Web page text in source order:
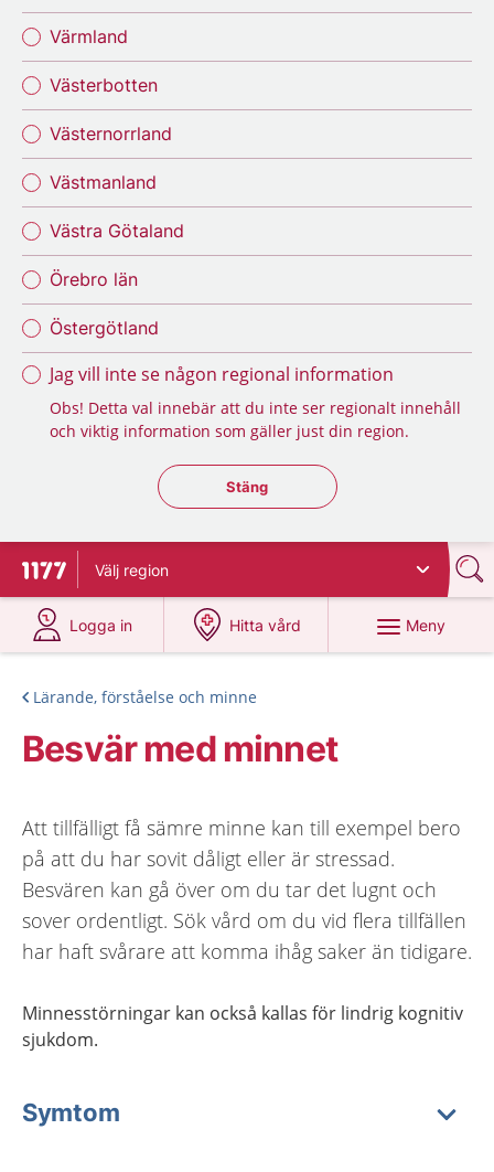
Värmland
Västerbotten
Västernorrland
Västmanland
Västra Götaland
Örebro län
Östergötland
Jag vill inte se någon regional information
Obs! Detta val innebär att du inte ser regionalt innehåll
och viktig information som gäller just din region.
Stäng regionsväljaren
Stäng
Till startsidan för 1177
Välj region
Logga in
på 1177.se
Hitta vård
på 1177.se
Meny
Lärande, förståelse och minne
Besvär med minnet
Att tillfälligt få sämre minne kan till exempel bero
på att du har sovit dåligt eller är stressad.
Besvären kan gå över om du tar det lugnt och
sover ordentligt. Sök vård om du vid flera tillfällen
har haft svårare att komma ihåg saker än tidigare.
Minnesstörningar kan också kallas för lindrig kognitiv
sjukdom.
Symtom